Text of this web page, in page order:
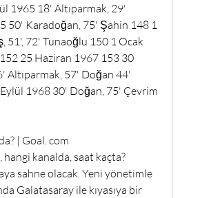
1965 18' Altıparmak, 29'
50' Karadoğan, 75' Şahin 148 1
51', 72' Tunaoğlu 150 1 Ocak
25 Haziran 1967 153 30
Altıparmak, 57' Doğan 44'
1968 30' Doğan, 75' Çevrim
| Goal. com
kanalda, saat kaçta?
sahne olacak. Yeni yönetimle
Galatasaray ile kıyasıya bir